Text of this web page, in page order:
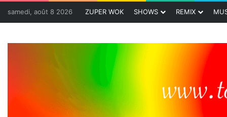
samedi, août 8 2026 ZUPER WOK SHOWS REMIX